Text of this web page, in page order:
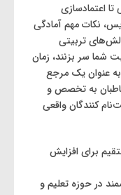
تا اعتمادسازی
نکات مهم آمادگی
تربیتی
شما سر بزنند، زمان
به ‌عنوان یک مرجع
به تخصص و
کنندگان واقعی
برای افزایش
در حوزه تعلیم و